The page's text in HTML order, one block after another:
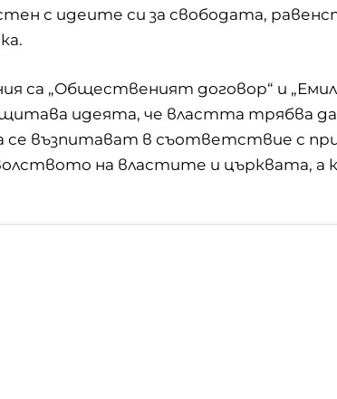
с идеите си за свободата,
са „Общественият договор“ и „Емил,
идеята, че властта трябва да
се възпитават в съответствие с
на властите и църквата, а